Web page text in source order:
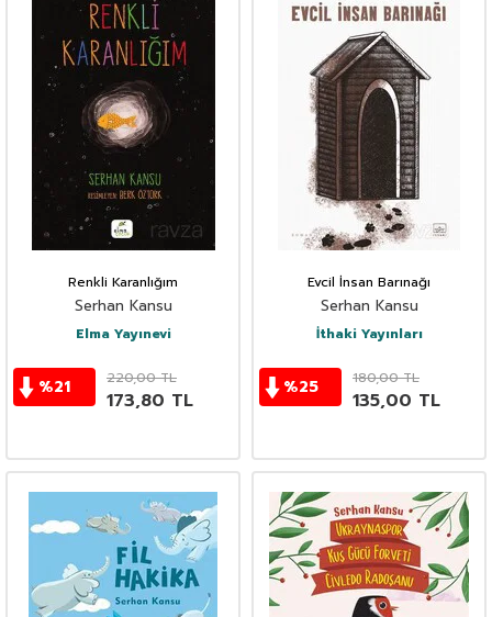
Renkli Karanlığım
Serhan Kansu
Elma Yayınevi
%21 220,00TL
173,80 TL
Evcil İnsan Barınağı
Serhan Kansu
İthaki Yayınları
%25 180,00TL
135,00 TL